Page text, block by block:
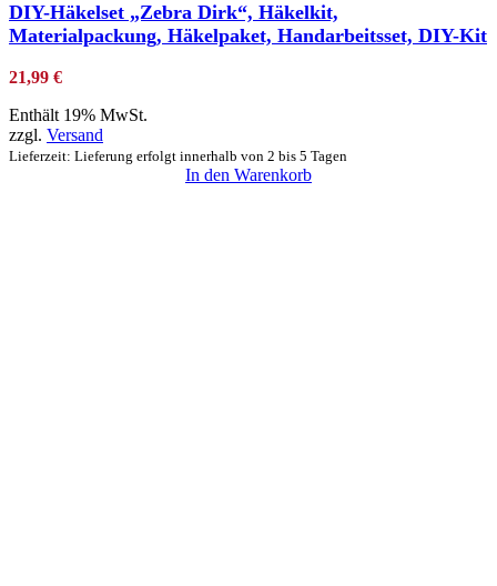
DIY-Häkelset „Zebra Dirk“, Häkelkit,
Materialpackung, Häkelpaket, Handarbeitsset, DIY-Kit
21,99 €
Enthält 19% MwSt.
zzgl. Versand
Lieferzeit: Lieferung erfolgt innerhalb von 2 bis 5 Tagen
In den Warenkorb